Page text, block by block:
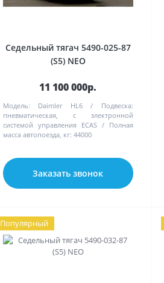
Седельный тягач 5490-025-87
(S5) NEO
11 100 000р.
Модель: Daimler HL6
Подвеска:
пневматическая, с электронной
системой управления ECAS
Полная
масса автопоезда, кг: 44000
Заказать звонок
Популярный